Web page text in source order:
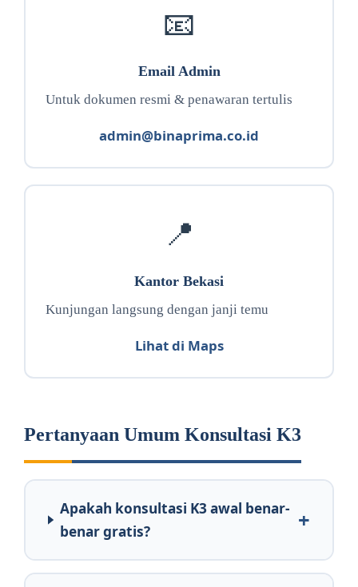
📧
Email Admin
Untuk dokumen resmi & penawaran tertulis
admin@binaprima.co.id
📍
Kantor Bekasi
Kunjungan langsung dengan janji temu
Lihat di Maps
Pertanyaan Umum Konsultasi K3
Apakah konsultasi K3 awal benar-
benar gratis?